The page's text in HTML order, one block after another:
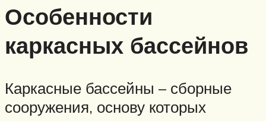
Особенности
каркасных бассейнов
Каркасные бассейны – сборные
сооружения, основу которых